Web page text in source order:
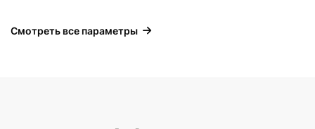
Смотреть все параметры